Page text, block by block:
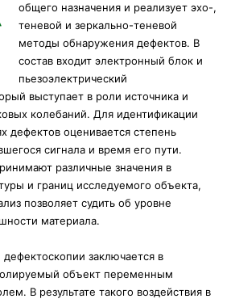
общего назначения и реализует эхо-,
теневой и зеркально-теневой
методы обнаружения дефектов. В
состав входит электронный блок и
пьезоэлектрический
выступает в роли источника и
колебаний. Для идентификации
дефектов оценивается степень
сигнала и время его пути.
различные значения в
и границ исследуемого объекта,
позволяет судить об уровне
материала.
заключается в
объект переменным
В результате такого воздействия в